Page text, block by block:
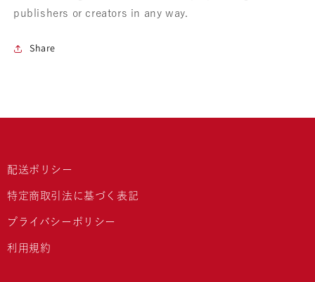
publishers or creators in any way.
Share
配送ポリシー
特定商取引法に基づく表記
プライバシーポリシー
利用規約